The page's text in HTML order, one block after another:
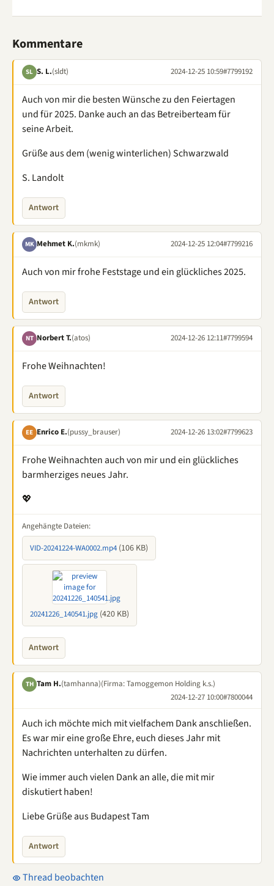
Kommentare
SL S. L.(sldt) 2024-12-25 10:59#7799192
Auch von mir die besten Wünsche zu den Feiertagen
und für 2025. Danke auch an das Betreiberteam für
seine Arbeit.
Grüße aus dem (wenig winterlichen) Schwarzwald
S. Landolt
Antwort
MK Mehmet K.(mkmk) 2024-12-25 12:04#7799216
Auch von mir frohe Feststage und ein glückliches 2025.
Antwort
NT Norbert T.(atos) 2024-12-26 12:11#7799594
Frohe Weihnachten!
Antwort
EE Enrico E.(pussy_brauser) 2024-12-26 13:02#7799623
Frohe Weihnachten auch von mir und ein glückliches
barmherziges neues Jahr.
💖
Angehängte Dateien:
VID-20241224-WA0002.mp4 (106 KB)
20241226_140541.jpg (420 KB)
Antwort
TH Tam H.(tamhanna)(Firma: Tamoggemon Holding k.s.)
2024-12-27 10:00#7800044
Auch ich möchte mich mit vielfachem Dank anschließen.
Es war mir eine große Ehre, euch dieses Jahr mit
Nachrichten unterhalten zu dürfen.
Wie immer auch vielen Dank an alle, die mit mir
diskutiert haben!
Liebe Grüße aus Budapest Tam
Antwort
Thread beobachten